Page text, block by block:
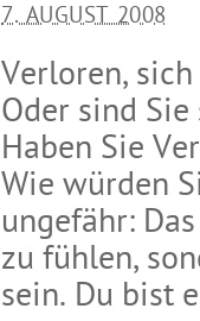
7. AUGUST 2008
Verloren,
Oder sind
Haben Sie
Wie würden
ungefähr:
zu fühlen,
sein. Du bist